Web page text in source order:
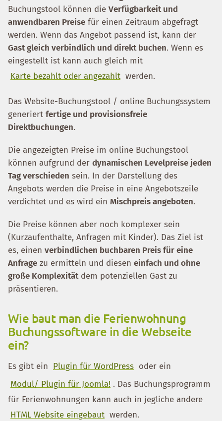
Buchungstool können die Verfügbarkeit und
anwendbaren Preise für einen Zeitraum abgefragt
werden. Wenn das Angebot passend ist, kann der
Gast gleich verbindlich und direkt buchen. Wenn es
eingestellt ist kann auch gleich mit
Karte bezahlt oder angezahlt werden.
Das Website-Buchungstool / online Buchungssystem
generiert fertige und provisionsfreie
Direktbuchungen.
Die angezeigten Preise im online Buchungstool
können aufgrund der dynamischen Levelpreise jeden
Tag verschieden sein. In der Darstellung des
Angebots werden die Preise in eine Angebotszeile
verdichtet und es wird ein Mischpreis angeboten.
Die Preise können aber noch komplexer sein
(Kurzaufenthalte, Anfragen mit Kinder). Das Ziel ist
es, einen verbindlichen buchbaren Preis für eine
Anfrage zu ermitteln und diesen einfach und ohne
große Komplexitätdem potenziellen Gast zu
präsentieren.
Wie baut man die Ferienwohnung
Buchungssoftware in die Webseite
ein?
Es gibt ein Plugin für WordPress oder ein
Modul/ Plugin für Joomla! . Das Buchungsprogramm
für Ferienwohnungen kann auch in jegliche andere
HTML Website eingebaut werden.